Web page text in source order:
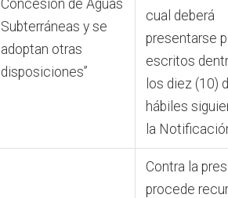
Concesión de Aguas
Subterráneas y se
adoptan otras
disposiciones”
cual deberá
presentarse
escritos
los diez (10)
hábiles
la
Contra la
procede